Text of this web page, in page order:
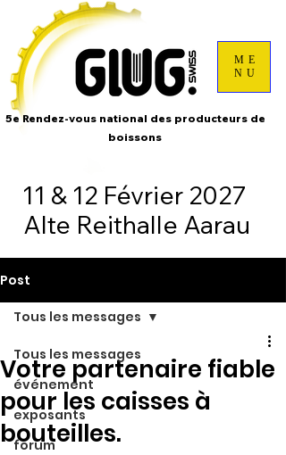
ME
NU
11 & 12 Février 2027
Alte Reithalle Aarau
5e Rendez-vous national des producteurs de
boissons
Post
Tous les messages
événement
exposants
forum
Tous les messages
Votre partenaire fiable
pour les caisses à
bouteilles.